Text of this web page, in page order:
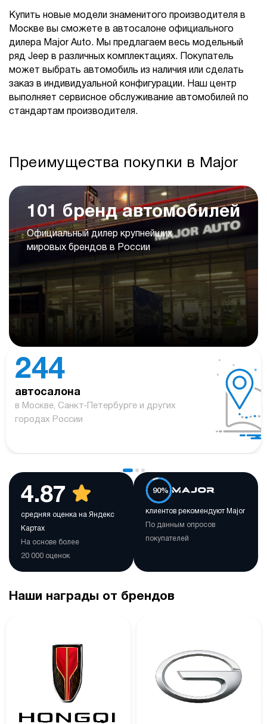
Купить новые модели знаменитого производителя в
Москве вы сможете в автосалоне официального
дилера Major Auto. Мы предлагаем весь модельный
ряд Jeep в различных комплектациях. Покупатель
может выбрать автомобиль из наличия или сделать
заказ в индивидуальной конфигурации. Наш центр
выполняет сервисное обслуживание автомобилей по
стандартам производителя.
Преимущества покупки в Major
101 бренд автомобилей
Официальный дилер крупнейших
мировых брендов в России
244
автосалона
в Москве, Санкт-Петербурге и других
городах России
4.87
средняя оценка на Яндекс
Картах
На основе более
20 000 оценок
90%
клиентов рекомендуют Major
По данным опросов
покупателей
Наши награды от брендов